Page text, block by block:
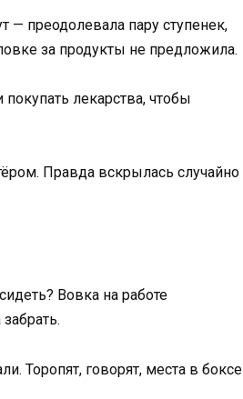
— преодолевала пару ступенек,
за продукты не предложила.
лекарства, чтобы
Правда вскрылась случайно
Вовка на работе
Торопят, говорят, места в боксе